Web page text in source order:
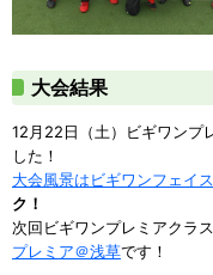
大会結果
12月22日（土）ビギワンプ
した！
大会風景はビギワンフェイ
ク！
次回ビギワンプレミアクラ
プレミア＠浅草です！